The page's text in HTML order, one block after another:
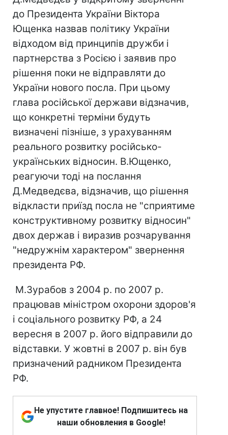
до Президента України Віктора
Ющенка назвав політику України
відходом від принципів дружби і
партнерства з Росією і заявив про
рішення поки не відправляти до
України нового посла. При цьому
глава російської держави відзначив,
що конкретні терміни будуть
визначені пізніше, з урахуванням
реального розвитку російсько-
українських відносин. В.Ющенко,
реагуючи тоді на послання
Д.Медведєва, відзначив, що рішення
відкласти приїзд посла не "сприятиме
конструктивному розвитку відносин"
двох держав і виразив розчарування
"недружнім характером" звернення
президента РФ.
М.Зурабов з 2004 р. по 2007 р.
працював міністром охорони здоров'я
і соціального розвитку РФ, а 24
вересня в 2007 р. його відправили до
відставки. У жовтні в 2007 р. він був
призначений радником Президента
РФ.
Не упустите главное! Подпишитесь на
наши обновления в Google!